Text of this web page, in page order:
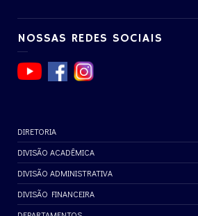
NOSSAS REDES SOCIAIS
DIRETORIA
DIVISÃO ACADÊMICA
DIVISÃO ADMINISTRATIVA
DIVISÃO FINANCEIRA